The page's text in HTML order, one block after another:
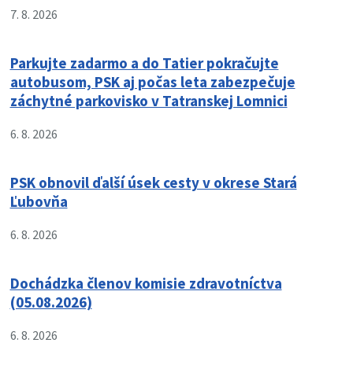
7. 8. 2026
Parkujte zadarmo a do Tatier pokračujte
autobusom, PSK aj počas leta zabezpečuje
záchytné parkovisko v Tatranskej Lomnici
6. 8. 2026
PSK obnovil ďalší úsek cesty v okrese Stará
Ľubovňa
6. 8. 2026
Dochádzka členov komisie zdravotníctva
(05.08.2026)
6. 8. 2026